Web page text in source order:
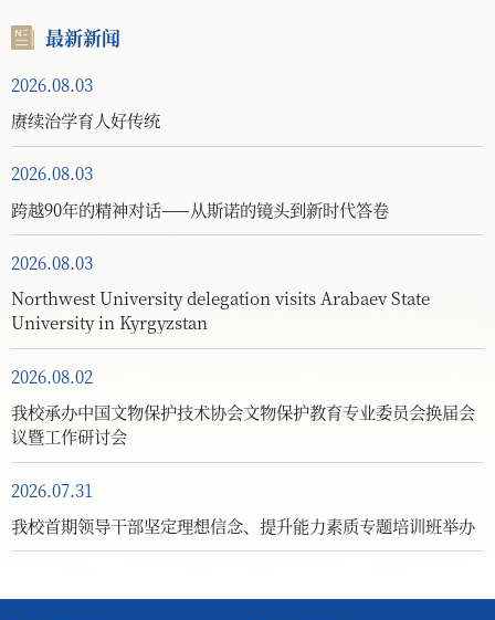
最新新闻
2026.08.03
赓续治学育人好传统
2026.08.03
跨越90年的精神对话——从斯诺的镜头到新时代答卷
2026.08.03
Northwest University delegation visits Arabaev State
University in Kyrgyzstan
2026.08.02
我校承办中国文物保护技术协会文物保护教育专业委员会换届会
议暨工作研讨会
2026.07.31
我校首期领导干部坚定理想信念、提升能力素质专题培训班举办